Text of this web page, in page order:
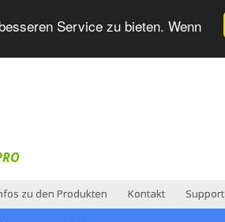
Service zu bieten. Wenn
zu den Produkten Kontakt Support